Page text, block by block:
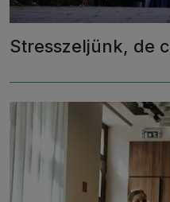
Stresszeljünk, de